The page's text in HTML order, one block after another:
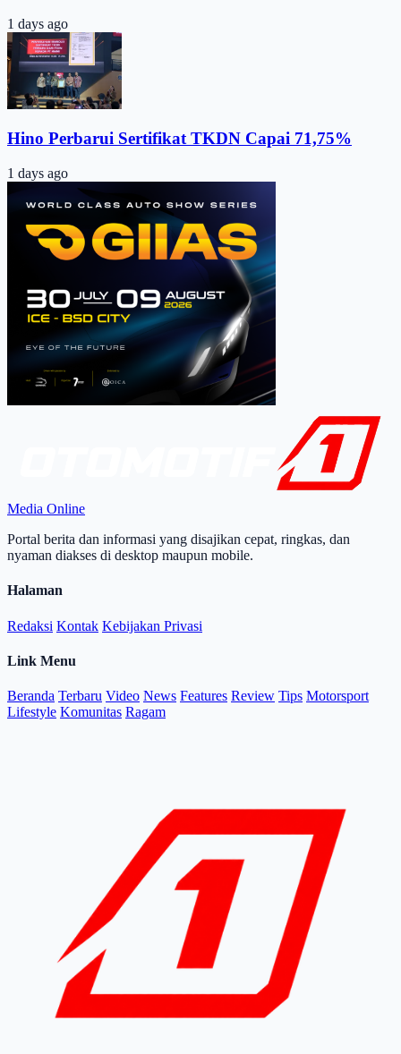
1 days ago
Hino Perbarui Sertifikat TKDN Capai 71,75%
1 days ago
Media Online
Portal berita dan informasi yang disajikan cepat, ringkas, dan
nyaman diakses di desktop maupun mobile.
Halaman
Redaksi Kontak Kebijakan Privasi
Link Menu
Beranda Terbaru Video News Features Review Tips Motorsport
Lifestyle Komunitas Ragam